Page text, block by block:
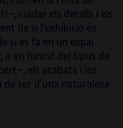
cuidar els detalls i els
de si l’exhibició és
si es fa en un espai
o en funció del tipus de
els acabats i les
ser d’una naturalesa
han estat
of Reality, amb
tècnic de
ha supervisat i
immersives sobre
o Frida Kahlo a